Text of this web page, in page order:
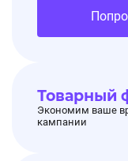
Товарный
Экономим ваше
кампании